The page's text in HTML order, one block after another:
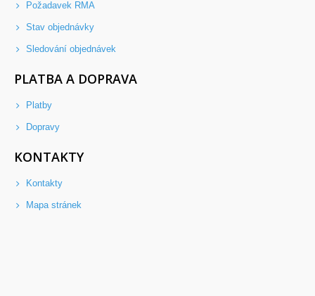
Požadavek RMA
Stav objednávky
Sledování objednávek
PLATBA A DOPRAVA
Platby
Dopravy
KONTAKTY
Kontakty
Mapa stránek